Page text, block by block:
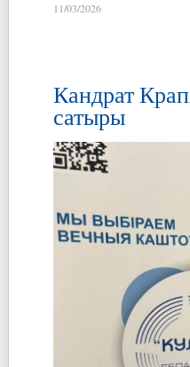
11/03/2026
Кандрат
сатыры